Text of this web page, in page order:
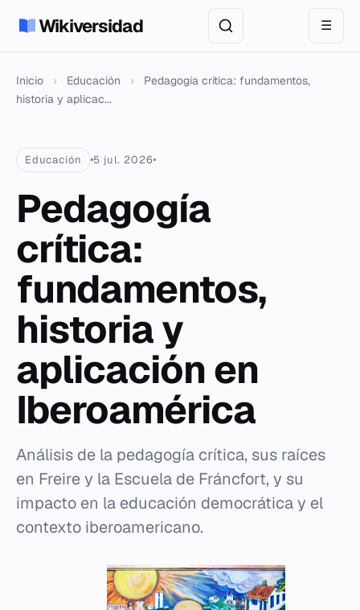
Wikiversidad ☰
Inicio › Educación ›
Pedagogía crítica: fundamentos,
historia y aplicac...
Educación 5 jul. 2026
Pedagogía
crítica:
fundamentos,
historia y
aplicación en
Iberoamérica
Análisis de la pedagogía crítica, sus raíces
en Freire y la Escuela de Fráncfort, y su
impacto en la educación democrática y el
contexto iberoamericano.